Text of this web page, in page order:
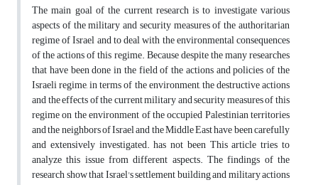
The main goal of the current research is to investigate various
aspects of the military and security measures of the authoritarian
regime of Israel and to deal with the environmental consequences
of the actions of this regime. Because despite the many researches
that have been done in the field of the actions and policies of the
Israeli regime, in terms of the environment, the destructive actions
and the effects of the current military and security measures of this
regime on the environment of the occupied Palestinian territories
and the neighbors of Israel and the Middle East have been carefully
and extensively investigated. has not been This article tries to
analyze this issue from different aspects. The findings of the
research show that Israel's settlement building and military actions